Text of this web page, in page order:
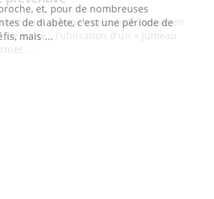
lié à un groupe mutualiste innove en
de santé : l'utilisation d'un « jumeau
...